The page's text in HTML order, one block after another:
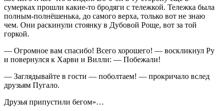
сумерках прошли какие-то бродяги с тележкой. Тележка была
полным-полнёшенька, до самого верха, только вот не знаю
чем. Они раскинули стоянку в Дубовой Роще, вот за той
горкой.
— Огромное вам спасибо! Всего хорошего! — воскликнул Ру
и повернулся к Харви и Вилли: — Побежали!
— Заглядывайте в гости — поболтаем! — прокричало вслед
друзьям Пугало.
Друзья припустили бегом»…